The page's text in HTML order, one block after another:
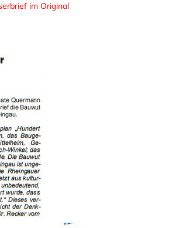
im Original